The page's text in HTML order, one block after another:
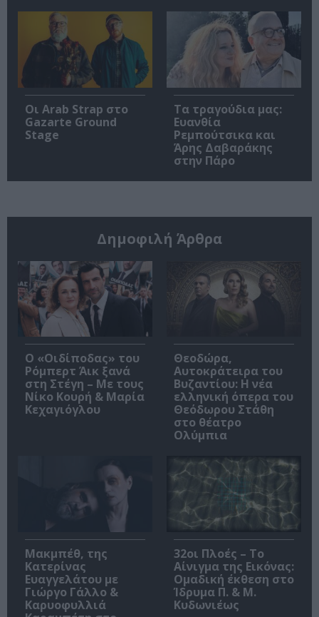
Οι Arab Strap στο
Gazarte Ground
Stage
Τα τραγούδια μας:
Ευανθία
Ρεμπούτσικα και
Άρης Δαβαράκης
στην Πάρο
Δημοφιλή Άρθρα
O «Οιδίποδας» του
Ρόμπερτ Άικ ξανά
στη Στέγη – Με τους
Νίκο Κουρή & Μαρία
Κεχαγιόγλου
Θεοδώρα,
Αυτοκράτειρα του
Βυζαντίου: Η νέα
ελληνική όπερα του
Θεόδωρου Στάθη
στο θέατρο
Ολύμπια
Μακμπέθ, της
Κατερίνας
Ευαγγελάτου με
Γιώργο Γάλλο &
Καρυοφυλλιά
32οι Πλοές – Το
Αίνιγμα της Εικόνας:
Ομαδική έκθεση στο
Ίδρυμα Π. & Μ.
Κυδωνιέως